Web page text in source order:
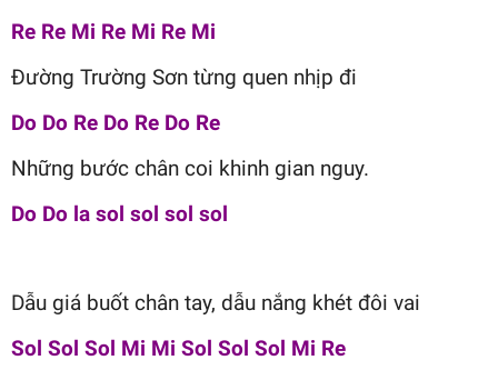
Re Re Mi Re Mi Re Mi
Đường Trường Sơn từng quen nhịp đi
Do Do Re Do Re Do Re
Những bước chân coi khinh gian nguy.
Do Do la sol sol sol sol
Dẫu giá buốt chân tay, dẫu nắng khét đôi vai
Sol Sol Sol Mi Mi Sol Sol Sol Mi Re